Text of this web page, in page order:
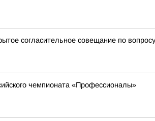
согласительное совещание по
чемпионата «Профессионалы»